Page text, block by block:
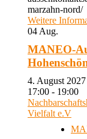
marzahn-nord/
Weitere
04 Aug.
MANEO-
4. August
17:00 - 19:00
Vielfalt e.V